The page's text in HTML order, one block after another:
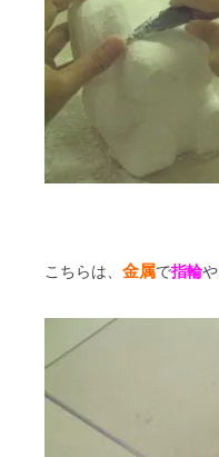
こちらは、 金属で指輪や